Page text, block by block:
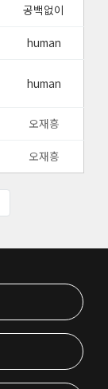
공백없이
human
human
오재흥
오재흥